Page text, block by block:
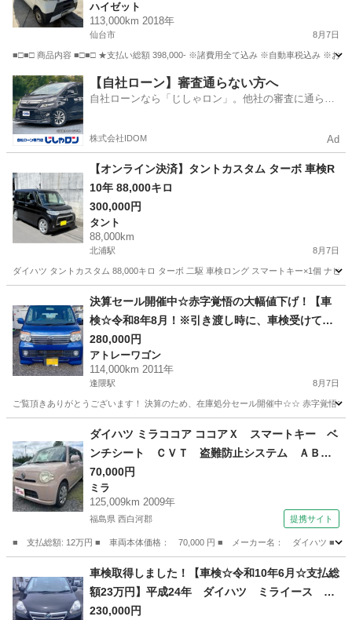
席)・キャリア付き・キーレス
ハイゼット
113,000km 2018年
仙台市 8月7日
■□■□ 商品内容 ■□■□ ★支払い総額 398,000- ※諸費用全て込み ※自動車税込み ※お渡
宮城 仙台市 ハイゼット
【自社ローン】審査通らない方へ
自社ローンなら「じしゃロン」。他社の審査に通らな
株式会社IDOM Ad
【オンライン決済】タントカスタム ターボ 車検R
10年 88,000キロ
300,000円
タント
88,000km
北浦駅 8月7日
ダイハツ タントカスタム 88,000キロ ターボ 二駆 車検ロング スマートキー×1個 ナビ
北浦駅 タント
決算セール開催中☆赤字覚悟の大幅値下げ！【車
検☆令和8年8月！※引き渡し時に、車検受けてか
らお渡ししますので、2年付になります。支払総額
28万円】平成23年 ダイハツ アトレーワゴン
4WD カスタムターボ 青 走行距離114,000
280,000円
アトレーワゴン
114,000km 2011年
逢隈駅 8月7日
ご覧頂きありがとうございます！ 決算のため、在庫処分セール開催中☆☆ 赤字覚
逢隈駅 アトレーワゴン 走行距離
ダイハツ ミラココア ココアＸ スマートキー ベ
ンチシート ＣＶＴ 盗難防止システム ＡＢ
Ｓ ＣＤ 衝突安全ボディ エアコン パワース
テアリング パワーウィンドウ （検8.10）
70,000円
ミラ
125,009km 2009年
福島県 西白河郡 提携サイト
■ 支払総額: 12万円 ■ 車両本体価格： 70,000 円 ■ メーカー名： ダイハツ ■
ミラ
車検取得しました！【車検☆令和10年6月☆支払総
額23万円】平成24年 ダイハツ ミライース 4
WD 黒 ETC・オーディオナビ・ドライブレコー
230,000円